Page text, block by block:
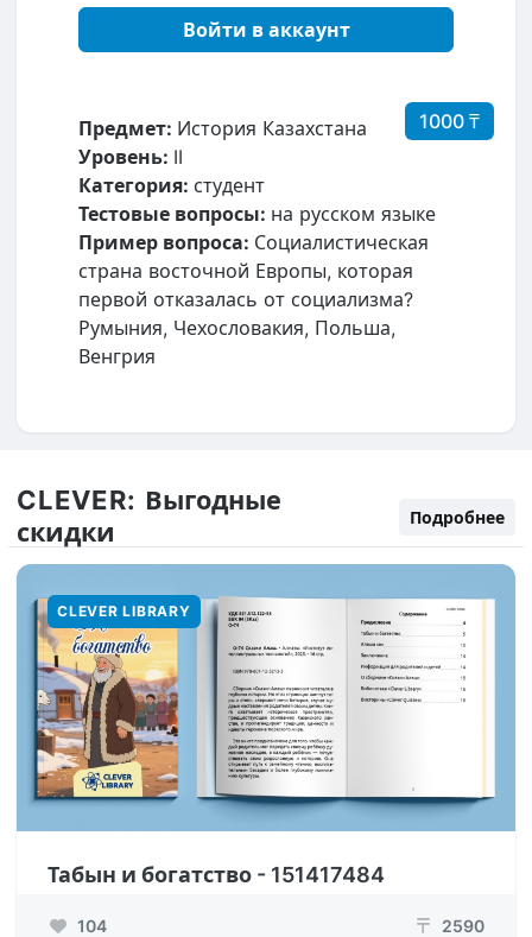
Войти в аккаунт
1000 ₸
Предмет: История Казахстана
Уровень: II
Категория: студент
Тестовые вопросы: на русском языке
Пример вопроса: Социалистическая
страна восточной Европы, которая
первой отказалась от социализма?
Румыния, Чехословакия, Польша,
Венгрия
CLEVER: Выгодные
скидки
Подробнее
CLEVER LIBRARY
Табын и богатство - 151417484
104 ₸ 2590